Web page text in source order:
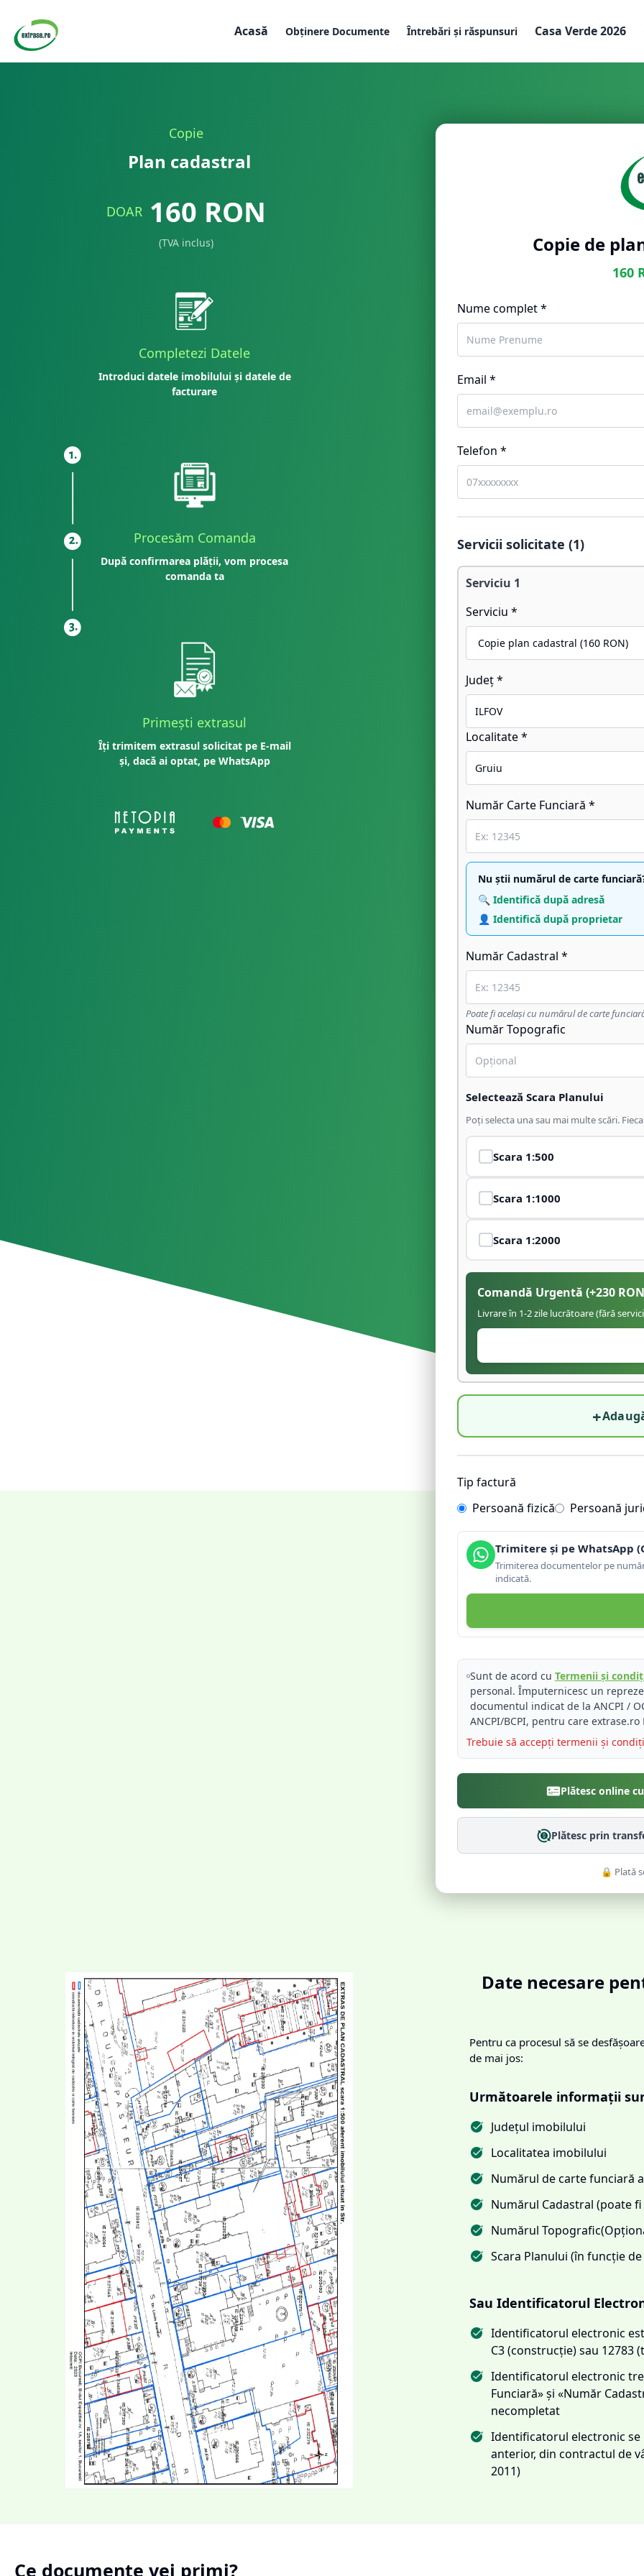
Acasă Obținere Documente Întrebări și răspunsuri Casa Verde 2026
Copie
Plan cadastral
DOAR 160 RON
(TVA inclus)
Completezi Datele
Introduci datele imobilului și datele de
facturare
Procesăm Comanda
După confirmarea plății, vom procesa
comanda ta
Primești extrasul
Îți trimitem extrasul solicitat pe E-mail
și, dacă ai optat, pe WhatsApp
Copie de
160
Nume complet *
Email *
Telefon *
Servicii solicitate (1)
Serviciu 1
Serviciu *
Județ *
Localitate *
Număr Carte Funciară *
Nu știi numărul de carte
🔍 Identifică după adresă
👤 Identifică după proprietar
Număr Cadastral *
Poate fi același cu numărul de carte
Număr Topografic
Selectează Scara Planului
Poți selecta una sau mai multe scări.
Scara 1:500
Scara 1:1000
Scara 1:2000
Comandă Urgentă (+230
Livrare în 1-2 zile lucrătoare (fără
+
Tip factură
Persoană fizică
Persoană
Trimitere și pe WhatsApp
Trimiterea documentelor pe
indicată.
Sunt de acord cu Termenii și
personal. Împuternicesc un
documentul indicat de la ANCPI /
ANCPI/BCPI, pentru care
Trebuie să accepți termenii și
Plătesc online
Plătesc prin
🔒 Plată
Date necesare
Pentru ca procesul să se
de mai jos:
Următoarele informații
Județul imobilului
Localitatea imobilului
Numărul de carte funciară
Numărul Cadastral (poate
Numărul
Scara Planului (în funcție
Sau Identificatorul
Identificatorul electronic
C3 (construcție) sau 12783
Identificatorul electronic
Funciară» și «Număr
necompletat
Identificatorul electronic
anterior, din contractul de
2011)
Ce documente vei primi?